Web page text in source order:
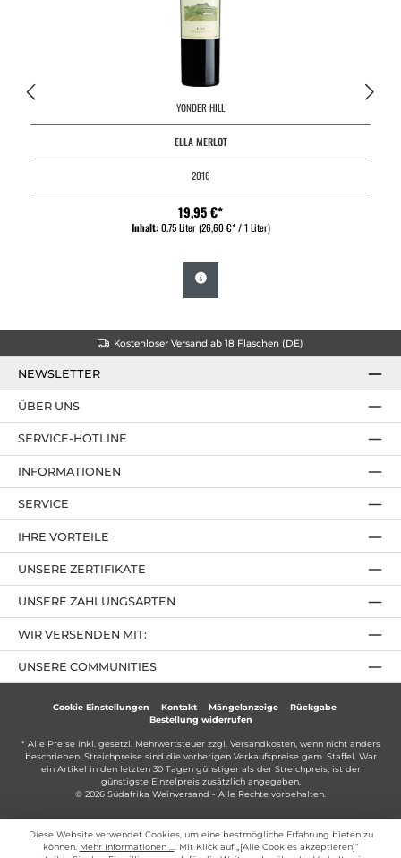
YONDER HILL
ELLA MERLOT
2016
19,95 €*
Inhalt:0.75 Liter(26,60 €* / 1 Liter)
Kostenloser Versand ab 18 Flaschen (DE)
NEWSLETTER
SERVICE-HOTLINE
IHRE VORTEILE
UNSERE ZAHLUNGSARTEN
ÜBER UNS
UNSERE ZERTIFIKATE
INFORMATIONEN
SERVICE
UNSERE COMMUNITIES
WIR VERSENDEN MIT:
Cookie Einstellungen Kontakt Mängelanzeige
Rückgabe
Bestellung widerrufen
* Alle Preise inkl. gesetzl. Mehrwertsteuer zzgl. Versandkosten, wenn nicht anders
beschrieben. Streichpreise sind die vorherigen Verkaufspreise gem. Staffel. War
ein Artikel in den letzten 30 Tagen günstiger als der Streichpreis, ist der
günstigste Einzelpreis zusätzlich angegeben.
© 2026 Südafrika Weinversand - Alle Rechte vorbehalten.
Diese Website verwendet Cookies, um eine bestmögliche Erfahrung bieten zu
können. Mehr Informationen ...
. Mit Klick auf „[Alle Cookies akzeptieren]“